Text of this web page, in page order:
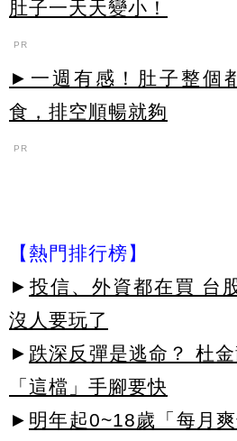
肚子一天天變小！
PR
►一週有感！肚子整個
食，排空順暢就夠
PR
【熱門排行榜】
► 投信、外資都在買 台
沒人要玩了
► 跌深反彈是逃命？ 杜
「這檔」手腳要快
► 明年起0~18歲「每月